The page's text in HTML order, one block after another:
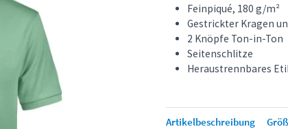
Feinpiqué, 180 g/m²
Gestrickter Kragen
2 Knöpfe Ton-in-Ton
Seitenschlitze
Heraustrennbares
Artikelbeschreibung